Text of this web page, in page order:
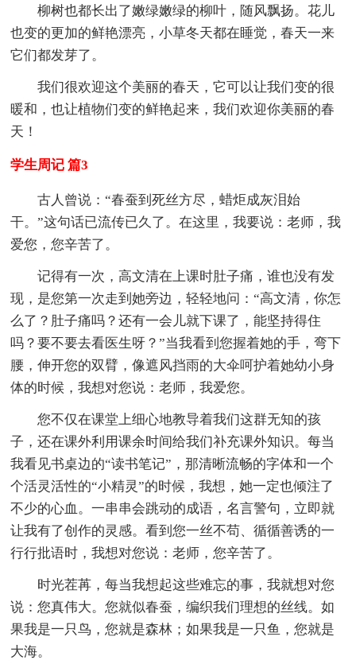
柳树也都长出了嫩绿嫩绿的柳叶，随风飘扬。花儿
也变的更加的鲜艳漂亮，小草冬天都在睡觉，春天一来
它们都发芽了。
我们很欢迎这个美丽的春天，它可以让我们变的很
暖和，也让植物们变的鲜艳起来，我们欢迎你美丽的春
天！
学生周记 篇3
古人曾说：“春蚕到死丝方尽，蜡炬成灰泪始
干。”这句话已流传已久了。在这里，我要说：老师，我
爱您，您辛苦了。
记得有一次，高文清在上课时肚子痛，谁也没有发
现，是您第一次走到她旁边，轻轻地问：“高文清，你怎
么了？肚子痛吗？还有一会儿就下课了，能坚持得住
吗？要不要去看医生呀？”当我看到您握着她的手，弯下
腰，伸开您的双臂，像遮风挡雨的大伞呵护着她幼小身
体的时候，我想对您说：老师，我爱您。
您不仅在课堂上细心地教导着我们这群无知的孩
子，还在课外利用课余时间给我们补充课外知识。每当
我看见书桌边的“读书笔记”，那清晰流畅的字体和一个
个活灵活性的“小精灵”的时候，我想，她一定也倾注了
不少的心血。一串串会跳动的成语，名言警句，立即就
让我有了创作的灵感。看到您一丝不苟、循循善诱的一
行行批语时，我想对您说：老师，您辛苦了。
时光茬苒，每当我想起这些难忘的事，我就想对您
说：您真伟大。您就似春蚕，编织我们理想的丝线。如
果我是一只鸟，您就是森林；如果我是一只鱼，您就是
大海。